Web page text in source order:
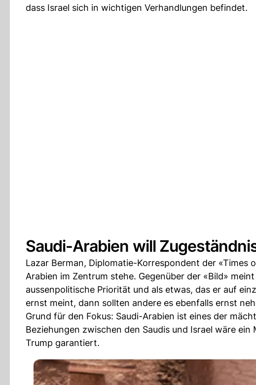
dass Israel sich in wichtigen Verhandlungen befindet.
Saudi-Arabien will
Lazar Berman, Diplomatie-Korrespondent der «Times
Arabien im Zentrum stehe. Gegenüber der «Bild»
aussenpolitische Priorität und als etwas, das er auf
ernst meint, dann sollten andere es ebenfalls ernst
Grund für den Fokus: Saudi-Arabien ist eines der
Beziehungen zwischen den Saudis und Israel wäre ein
Trump garantiert.